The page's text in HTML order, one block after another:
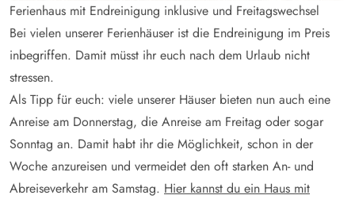
Ferienhaus mit Endreinigung inklusive und Freitagswechsel
Bei vielen unserer Ferienhäuser ist die Endreinigung im Preis
inbegriffen. Damit müsst ihr euch nach dem Urlaub nicht
stressen.
Als Tipp für euch: viele unserer Häuser bieten nun auch eine
Anreise am Donnerstag, die Anreise am Freitag oder sogar
Sonntag an. Damit habt ihr die Möglichkeit, schon in der
Woche anzureisen und vermeidet den oft starken An- und
Abreiseverkehr am Samstag. Hier kannst du ein Haus mit